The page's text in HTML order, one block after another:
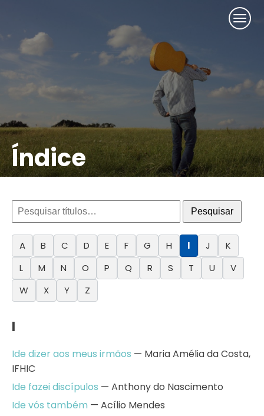
Índice
Pesquisar
A B C D E F G H I J
K
L
M N O P Q R S T U
V
W
X Y Z
I
Ide dizer aos meus irmãos — Maria Amélia da Costa,
IFHIC
Ide fazei discípulos — Anthony do Nascimento
Ide vós também — Acílio Mendes